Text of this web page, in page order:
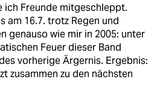
ich Freunde mitgeschleppt.
am 16.7. trotz Regen und
genauso wie mir in 2005: unter
Feuer dieser Band
vorherige Ärgernis. Ergebnis:
zusammen zu den nächsten